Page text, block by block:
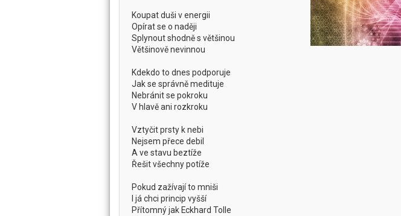
Koupat duši v energii
Opírat se o naději
Splynout shodně s většinou
Většinově nevinnou
Kdekdo to dnes podporuje
Jak se správně medituje
Nebránit se pokroku
V hlavě ani rozkroku
Vztyčit prsty k nebi
Nejsem přece debil
A ve stavu beztíže
Řešit všechny potíže
Pokud zažívají to mniši
I já chci princip vyšší
Přítomný jak Eckhard Tolle